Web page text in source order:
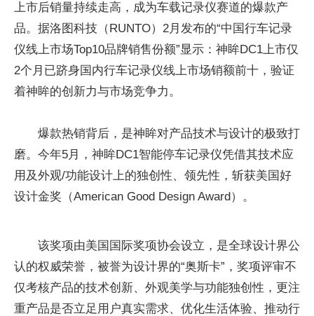
上市后销量持续走高，成为车载记录仪赛道的爆款产
品。据洛图科技（RUNTO）2月发布的“中国行车记录
仪线上市场Top10品牌销售份额”显示：神眸DC1上市仅
2个月已跻身国内行车记录仪线上市场销额前十，验证
着神眸的创新力与市场竞争力。
爆款热销背后，是神眸对产品技术与设计的极致打
磨。今年5月，神眸DC1智能停车记录仪凭借其技术应
用及外观/功能设计上的独创性、领先性，斩获美国好
设计金奖（American Good Design Award）。
该奖项由美国国际奖项协会设立，是全球设计界公
认的权威荣誉，被誉为设计界的“奥斯卡”，奖项评审不
仅考核产品的技术创新、外观美学与功能独创性，更注
重产品是否立足用户真实需求、优化生活体验、推动行